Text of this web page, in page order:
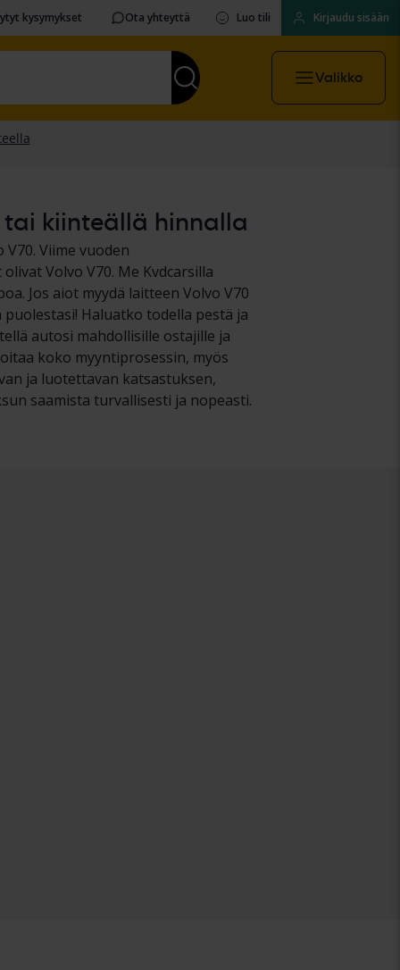
kysymykset Ota yhteyttä Luo tili Kirjaudu sisään
Valikko
tai kiinteällä hinnalla
Viime vuoden
Volvo V70. Me Kvdcarsilla
Jos aiot myydä laitteen Volvo V70
Haluatko todella pestä ja
autosi mahdollisille ostajille ja
koko myyntiprosessin, myös
ja luotettavan katsastuksen,
saamista turvallisesti ja nopeasti.